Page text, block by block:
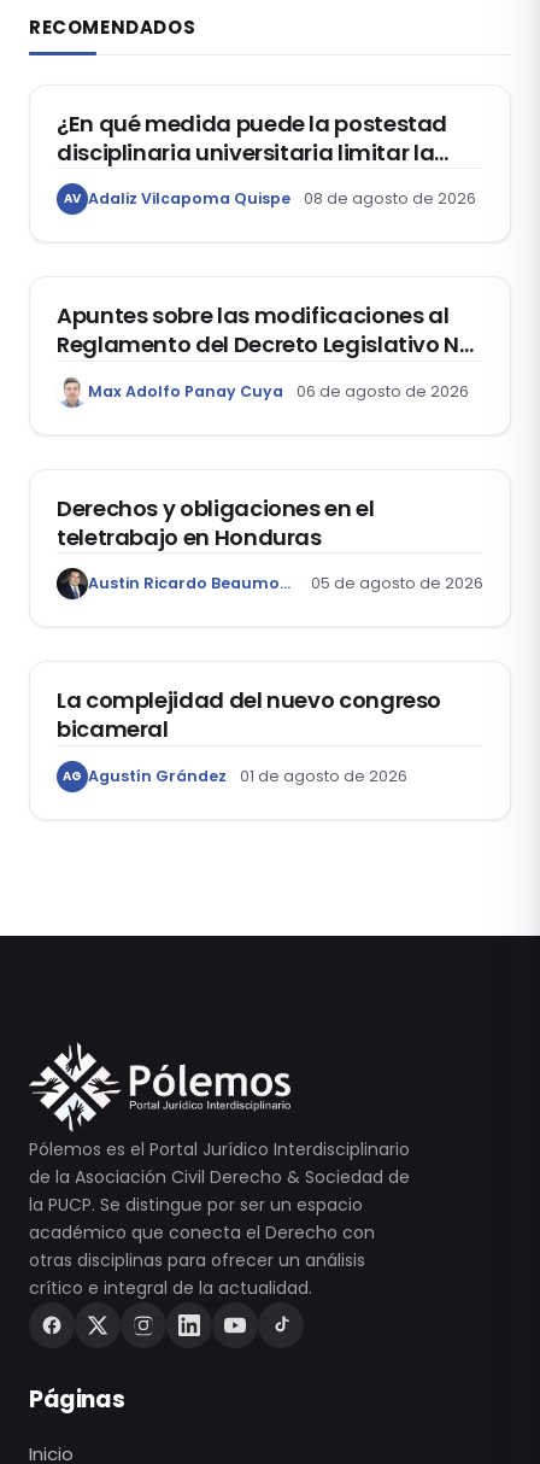
RECOMENDADOS
DERECHO CONSTITUCIONAL
¿En qué medida puede la postestad
disciplinaria universitaria limitar la
libertad de expresión de los
estudiantes?
AV Adaliz Vilcapoma Quispe 08 de agosto de 2026
Apuntes sobre las modificaciones al
Reglamento del Decreto Legislativo Nº
1400, que aprueba el Régimen de
Garantía Mobiliaria
Max Adolfo Panay Cuya 06 de agosto de 2026
Derechos y obligaciones en el
teletrabajo en Honduras
Austin Ricardo Beaumont Rivera 05 de agosto de 2026
La complejidad del nuevo congreso
bicameral
AG Agustín Grández 01 de agosto de 2026
Pólemos es el Portal Jurídico Interdisciplinario
de la Asociación Civil Derecho & Sociedad de
la PUCP. Se distingue por ser un espacio
académico que conecta el Derecho con
otras disciplinas para ofrecer un análisis
crítico e integral de la actualidad.
Páginas
Inicio